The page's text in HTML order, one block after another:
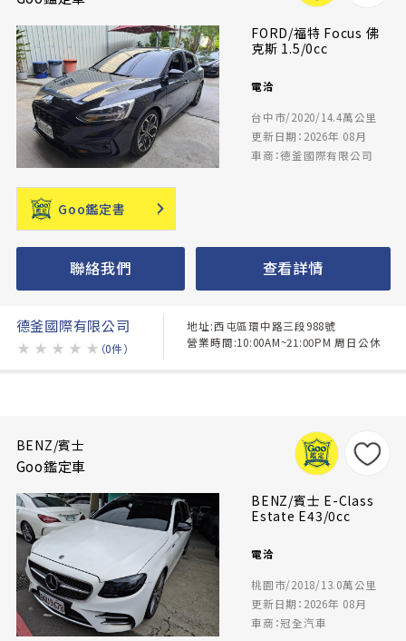
FORD/福特 Focus 佛
克斯 1.5/0cc
電洽
台中市/2020/14.4萬公里
更新日期：2026年 08月
車商：德釜國際有限公司
Goo鑑定書
聯絡我們 查看詳情
德釜國際有限公司
★ ★ ★ ★ ★ （0件）
地址:西屯區環中路三段988號
營業時間:10:00AM~21:00PM 周日公休
BENZ/賓士
Goo鑑定車
BENZ/賓士 E-Class
Estate E43/0cc
電洽
桃園市/2018/13.0萬公里
更新日期：2026年 08月
車商：冠全汽車